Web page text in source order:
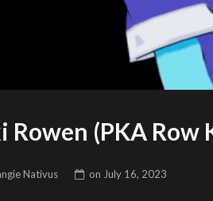
Rowen (PKA Row
Nativus on July 16, 2023